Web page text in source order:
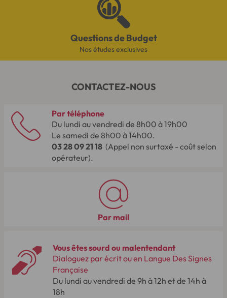
Questions de Budget
Nos études exclusives
CONTACTEZ-NOUS
Par téléphone
Du lundi au vendredi de 8h00 à 19h00
Le samedi de 8h00 à 14h00.
03 28 09 21 18 (Appel non surtaxé - coût selon
opérateur).
Par mail
Vous êtes sourd ou malentendant
Dialoguez par écrit ou en Langue Des Signes
Française
Du lundi au vendredi de 9h à 12h et de 14h à
18h